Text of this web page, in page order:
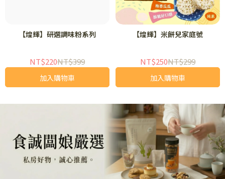
【煌輝】研選調味粉系列
NT$220NT$399
加入購物車
【煌輝】米餅兒家庭號
NT$250NT$299
加入購物車